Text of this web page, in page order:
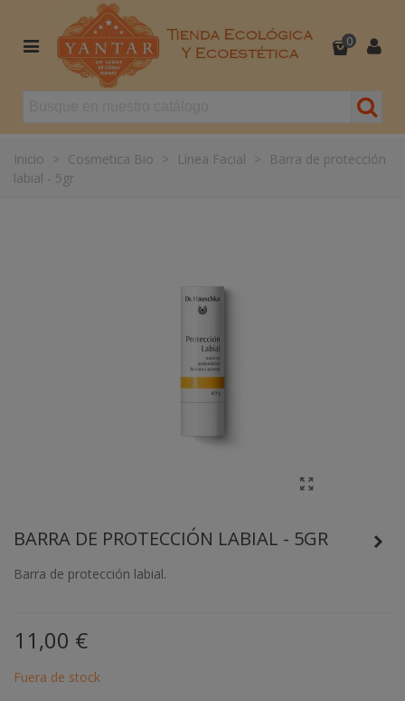
0
Inicio > Cosmetica Bio > Línea Facial >
Barra de protección
labial - 5gr
BARRA DE PROTECCIÓN LABIAL - 5GR
Barra de protección labial.
11,00 €
Fuera de stock